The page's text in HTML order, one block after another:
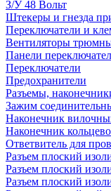
З/У 48 Вольт
Штекеры и гнезда
Переключатели и
Вентиляторы
Панели
Переключатели
Предохранители
Разъемы,
Зажим
Наконечник
Наконечник
Ответвитель для
Разъем плоский
Разъем плоский
Разъем плоский